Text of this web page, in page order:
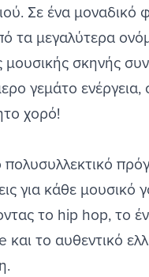
Σε ένα μοναδικό
τα μεγαλύτερα
μουσικής σκηνής
γεμάτο
χορό!
πολυσυλλεκτικό
για κάθε μουσικό
το hip hop, το
και το αυθεντικό